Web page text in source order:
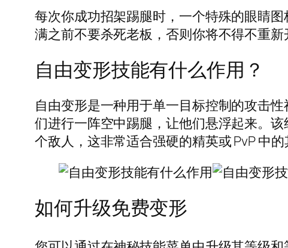
每次你成功招架踢腿时，一个特殊的眼睛
满之前不要杀死老板，否则你将不得不重
自由变形技能有什么作用？
自由变形是一种用于单一目标控制的攻击
们进行一阵空中踢腿，让他们悬浮起来。
个敌人，这非常适合强硬的精英或 PvP 中的
如何升级免费变形